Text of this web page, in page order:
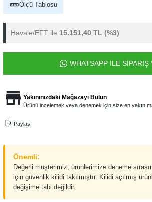
Ölçü Tablosu
Havale/EFT ile 15.151,40 TL (%3)
WHATSAPP İLE SİPARİŞ
Yakınınızdaki Mağazayı Bulun
Ürünü incelemek veya denemek için size en yakın
Paylaş
Önemli:
Değerli müşterimiz, ürünlerimize deneme
için güvenlik kilidi takılmıştır. Kilidi açılmış
değişime tabi değildir.